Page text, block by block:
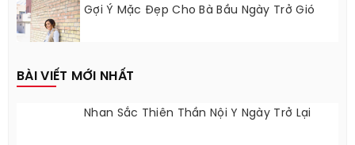
Gợi Ý Mặc Đẹp Cho Bà Bầu Ngày Trở Gió
BÀI VIẾT MỚI NHẤT
Nhan Sắc Thiên Thần Nội Y Ngày Trở Lại